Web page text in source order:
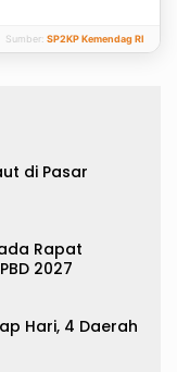
Sumber: SP2KP Kemendag RI
di Pasar
Rapat
2027
Hari, 4 Daerah